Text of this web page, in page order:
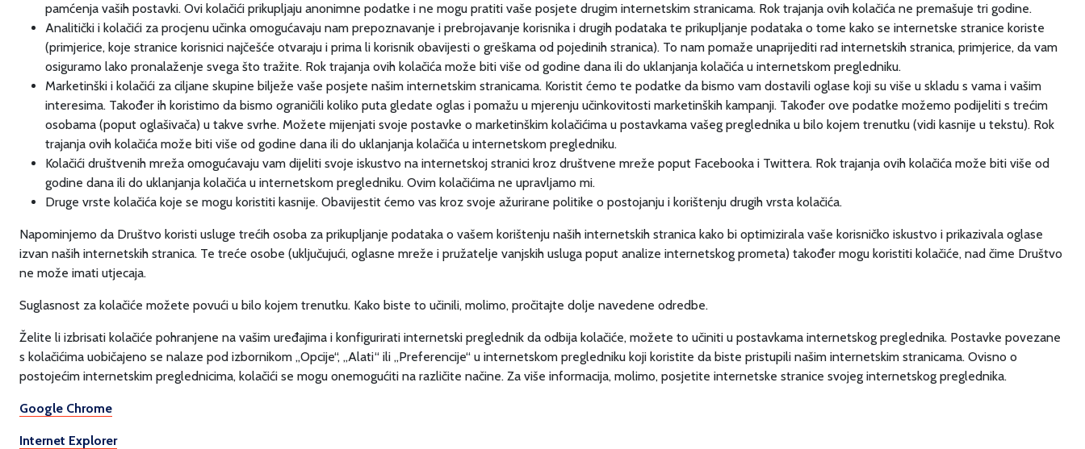
pamćenja vaših postavki. Ovi kolačići prikupljaju anonimne podatke i ne mogu pratiti vaše posjete drugim internetskim stranicama. Rok trajanja ovih kolačića ne premašuje tri godine.
Analitički i kolačići za procjenu učinka omogućavaju nam prepoznavanje i prebrojavanje korisnika i drugih podataka te prikupljanje podataka o tome kako se internetske stranice koriste
(primjerice, koje stranice korisnici najčešće otvaraju i prima li korisnik obavijesti o greškama od pojedinih stranica). To nam pomaže unaprijediti rad internetskih stranica, primjerice, da vam
osiguramo lako pronalaženje svega što tražite. Rok trajanja ovih kolačića može biti više od godine dana ili do uklanjanja kolačića u internetskom pregledniku.
Marketinški i kolačići za ciljane skupine bilježe vaše posjete našim internetskim stranicama. Koristit ćemo te podatke da bismo vam dostavili oglase koji su više u skladu s vama i vašim
interesima. Također ih koristimo da bismo ograničili koliko puta gledate oglas i pomažu u mjerenju učinkovitosti marketinških kampanji. Također ove podatke možemo podijeliti s trećim
osobama (poput oglašivača) u takve svrhe. Možete mijenjati svoje postavke o marketinškim kolačićima u postavkama vašeg preglednika u bilo kojem trenutku (vidi kasnije u tekstu). Rok
trajanja ovih kolačića može biti više od godine dana ili do uklanjanja kolačića u internetskom pregledniku.
Kolačići društvenih mreža omogućavaju vam dijeliti svoje iskustvo na internetskoj stranici kroz društvene mreže poput Facebooka i Twittera. Rok trajanja ovih kolačića može biti više od
godine dana ili do uklanjanja kolačića u internetskom pregledniku. Ovim kolačićima ne upravljamo mi.
Druge vrste kolačića koje se mogu koristiti kasnije. Obavijestit ćemo vas kroz svoje ažurirane politike o postojanju i korištenju drugih vrsta kolačića.
Napominjemo da Društvo koristi usluge trećih osoba za prikupljanje podataka o vašem korištenju naših internetskih stranica kako bi optimizirala vaše korisničko iskustvo i prikazivala oglase
izvan naših internetskih stranica. Te treće osobe (uključujući, oglasne mreže i pružatelje vanjskih usluga poput analize internetskog prometa) također mogu koristiti kolačiće, nad čime Društvo
ne može imati utjecaja.
Suglasnost za kolačiće možete povući u bilo kojem trenutku. Kako biste to učinili, molimo, pročitajte dolje navedene odredbe.
Želite li izbrisati kolačiće pohranjene na vašim uređajima i konfigurirati internetski preglednik da odbija kolačiće, možete to učiniti u postavkama internetskog preglednika. Postavke povezane
s kolačićima uobičajeno se nalaze pod izbornikom „Opcije“, „Alati“ ili „Preferencije“ u internetskom pregledniku koji koristite da biste pristupili našim internetskim stranicama. Ovisno o
postojećim internetskim preglednicima, kolačići se mogu onemogućiti na različite načine. Za više informacija, molimo, posjetite internetske stranice svojeg internetskog preglednika.
Google Chrome
Internet Explorer